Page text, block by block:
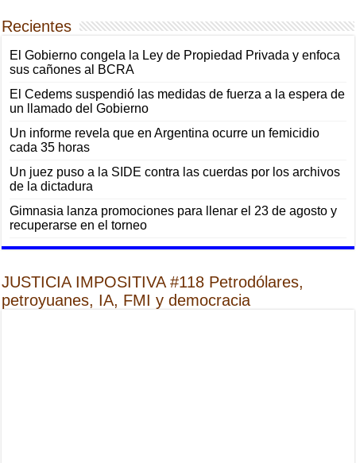
Recientes
El Gobierno congela la Ley de Propiedad Privada y enfoca
sus cañones al BCRA
El Cedems suspendió las medidas de fuerza a la espera de
un llamado del Gobierno
Un informe revela que en Argentina ocurre un femicidio
cada 35 horas
Un juez puso a la SIDE contra las cuerdas por los archivos
de la dictadura
Gimnasia lanza promociones para llenar el 23 de agosto y
recuperarse en el torneo
JUSTICIA IMPOSITIVA #118 Petrodólares,
petroyuanes, IA, FMI y democracia